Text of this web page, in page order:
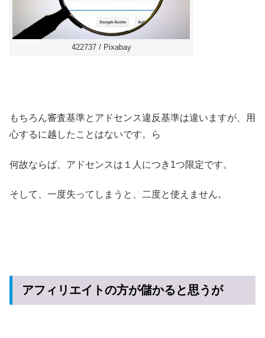
422737 / Pixabay
もちろん審査基準とアドセンス違反基準は違いますが、用
心するに越したことはないです。ら
何故ならば、アドセンスは１人につき1つ限定です。
そして、一度失ってしまうと、二度と使えません。
アフィリエイトの方が儲かると思うが